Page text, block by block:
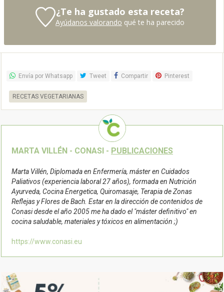
¿Te ha gustado esta receta?
Ayúdanos valorando qué te ha parecido
Envía por Whatsapp Tweet Compartir Pinterest
RECETAS VEGETARIANAS
MARTA VILLÉN - CONASI - PUBLICACIONES
Marta Villén, Diplomada en Enfermería, máster en Cuidados
Paliativos (experiencia laboral 27 años), formada en Nutrición
Ayurveda, Cocina Energetica, Quiromasaje, Terapia de Zonas
Reflejas y Flores de Bach. Estar en la dirección de contenidos de
Conasi desde el año 2005 me ha dado el "máster definitivo" en
cocina saludable, materiales y tóxicos en alimentación ;)
https://www.conasi.eu